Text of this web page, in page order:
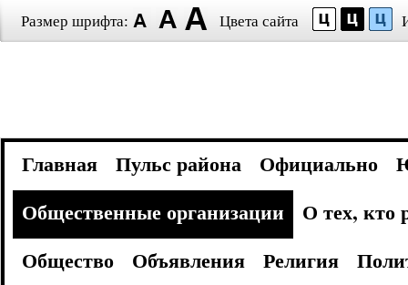
Размер шрифта: Цвета сайта
Главная Пульс района Официально
Общественные организации
О тех, кто
Общество
Объявления Религия